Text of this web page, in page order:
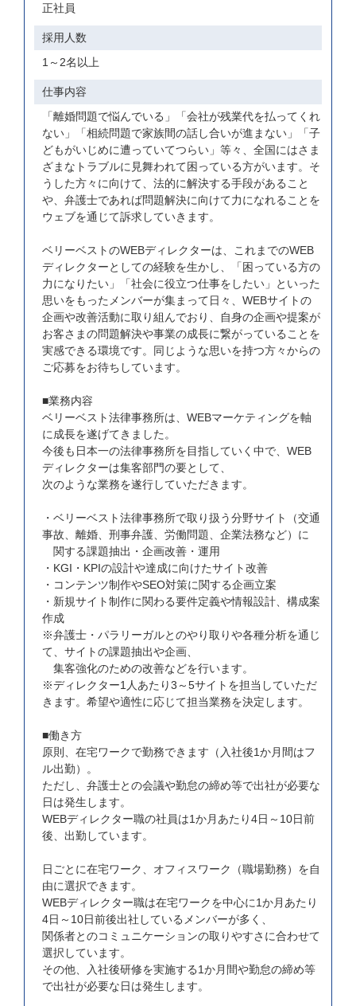
正社員
採用人数
1～2名以上
仕事内容
「離婚問題で悩んでいる」「会社が残業代を払ってくれ
ない」「相続問題で家族間の話し合いが進まない」「子
どもがいじめに遭っていてつらい」等々、全国にはさま
ざまなトラブルに見舞われて困っている方がいます。そ
うした方々に向けて、法的に解決する手段があること
や、弁護士であれば問題解決に向けて力になれることを
ウェブを通じて訴求していきます。
ベリーベストのWEBディレクターは、これまでのWEB
ディレクターとしての経験を生かし、「困っている方の
力になりたい」「社会に役立つ仕事をしたい」といった
思いをもったメンバーが集まって日々、WEBサイトの
企画や改善活動に取り組んでおり、自身の企画や提案が
お客さまの問題解決や事業の成長に繋がっていることを
実感できる環境です。同じような思いを持つ方々からの
ご応募をお待ちしています。
■業務内容
ベリーベスト法律事務所は、WEBマーケティングを軸
に成長を遂げてきました。
今後も日本一の法律事務所を目指していく中で、WEB
ディレクターは集客部門の要として、
次のような業務を遂行していただきます。
・ベリーベスト法律事務所で取り扱う分野サイト（交通
事故、離婚、刑事弁護、労働問題、企業法務など）に
関する課題抽出・企画改善・運用
・KGI・KPIの設計や達成に向けたサイト改善
・コンテンツ制作やSEO対策に関する企画立案
・新規サイト制作に関わる要件定義や情報設計、構成案
作成
※弁護士・パラリーガルとのやり取りや各種分析を通じ
て、サイトの課題抽出や企画、
集客強化のための改善などを行います。
※ディレクター1人あたり3～5サイトを担当していただ
きます。希望や適性に応じて担当業務を決定します。
■働き方
原則、在宅ワークで勤務できます（入社後1か月間はフ
ル出勤）。
ただし、弁護士との会議や勤怠の締め等で出社が必要な
日は発生します。
WEBディレクター職の社員は1か月あたり4日～10日前
後、出勤しています。
日ごとに在宅ワーク、オフィスワーク（職場勤務）を自
由に選択できます。
WEBディレクター職は在宅ワークを中心に1か月あたり
4日～10日前後出社しているメンバーが多く、
関係者とのコミュニケーションの取りやすさに合わせて
選択しています。
その他、入社後研修を実施する1か月間や勤怠の締め等
で出社が必要な日は発生します。